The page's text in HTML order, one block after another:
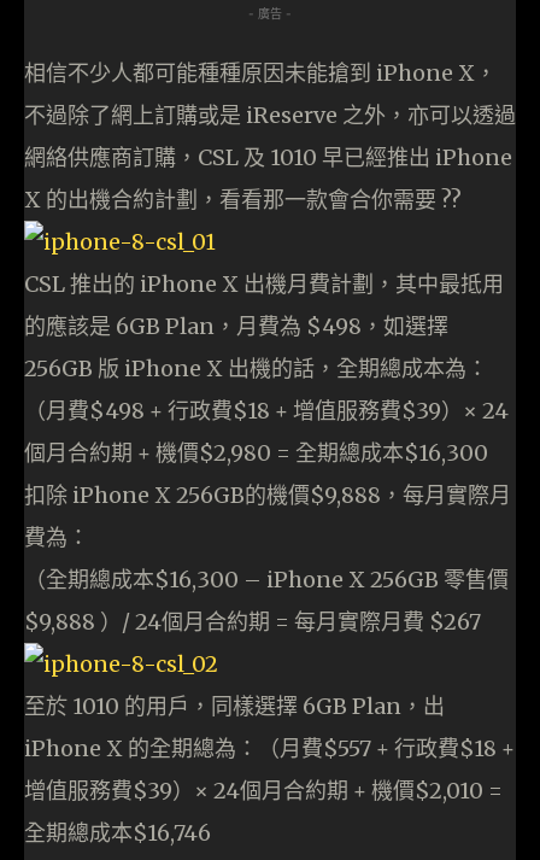
- 廣告 -
相信不少人都可能種種原因未能搶到 iPhone X，
不過除了網上訂購或是 iReserve 之外，亦可以透過
網絡供應商訂購，CSL 及 1010 早已經推出 iPhone
X 的出機合約計劃，看看那一款會合你需要 ??
CSL 推出的 iPhone X 出機月費計劃，其中最抵用
的應該是 6GB Plan，月費為 $498，如選擇
256GB 版 iPhone X 出機的話，全期總成本為：
（月費$498 + 行政費$18 + 增值服務費$39）× 24
個月合約期 + 機價$2,980 = 全期總成本$16,300
扣除 iPhone X 256GB的機價$9,888，每月實際月
費為：
（全期總成本$16,300 – iPhone X 256GB 零售價
$9,888 ）/ 24個月合約期 = 每月實際月費 $267
至於 1010 的用戶，同樣選擇 6GB Plan，出
iPhone X 的全期總為：（月費$557 + 行政費$18 +
增值服務費$39）× 24個月合約期 + 機價$2,010 =
全期總成本$16,746